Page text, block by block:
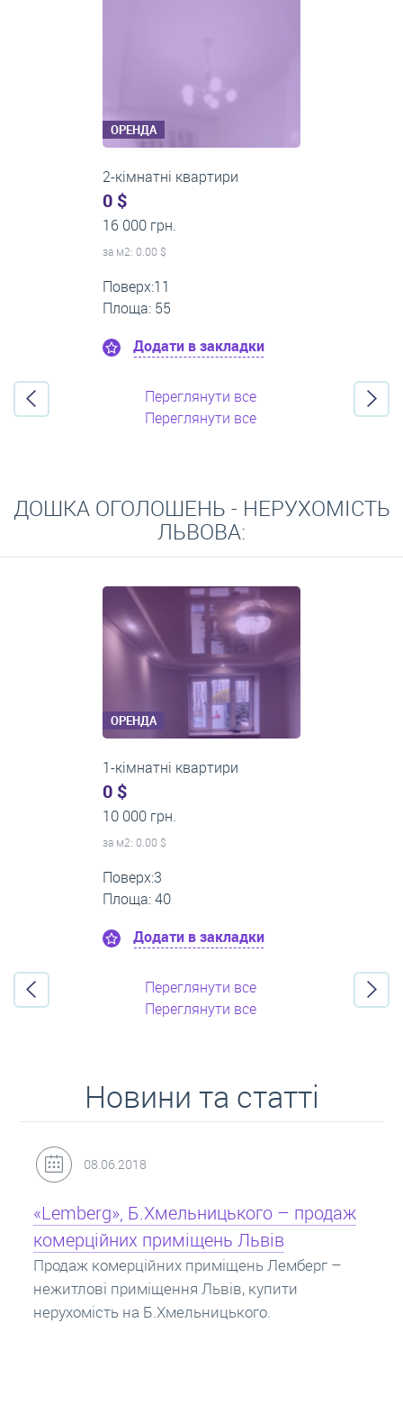
ОРЕНДА
2-кімнатні квартири
0 $
14 000 грн.
за м2: 0.00 $
Поверх:5
Площа: 50
Додати в закладки
Переглянути все
Переглянути все
ДОШКА ОГОЛОШЕНЬ - НЕРУХОМІСТЬ
ЛЬВОВА:
ОРЕНДА
2-кімнатні квартири
0 $
16 000 грн.
за м2: 0.00 $
Поверх:11
Площа: 55
Додати в закладки
Переглянути все
Переглянути все
Новини та статті
31.05.2018
Кредит під заставу нерухомості: іпотека
Іпотека на квартиру – кредит на житло під
заставу нерухомості. Купити в іпотеку – що
потрібно знати? Консультація від Експертів
про іпотечні кредити.